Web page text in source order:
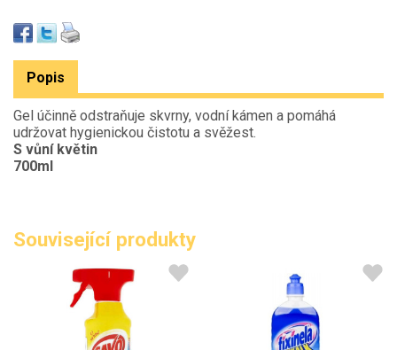
Popis
Gel účinně odstraňuje skvrny, vodní kámen a pomáhá
udržovat hygienickou čistotu a svěžest.
S vůní květin
700ml
Související produkty